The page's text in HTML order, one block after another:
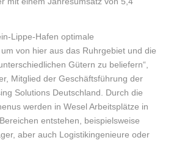
Lippe-Hafen optimale
von hier aus das Ruhrgebiet und die
Gütern zu beliefern“,
Mitglied der Geschäftsführung der
Solutions Deutschland. Durch die
werden in Wesel Arbeitsplätze in
entstehen, beispielsweise
aber auch Logistikingenieure oder